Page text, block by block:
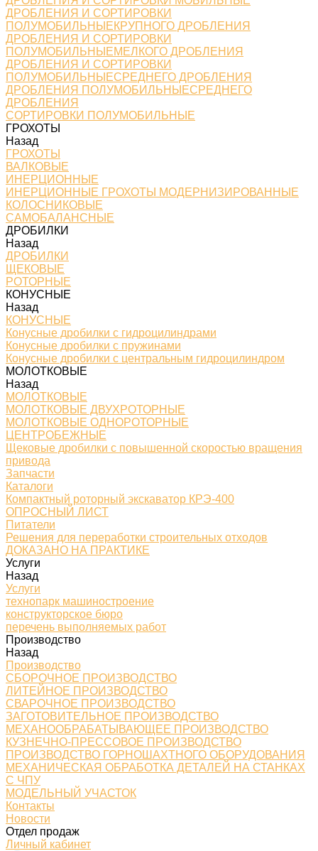
ДРОБЛЕНИЯ И СОРТИРОВКИ
ПОЛУМОБИЛЬНЫЕКРУПНОГО ДРОБЛЕНИЯ
ДРОБЛЕНИЯ И СОРТИРОВКИ
ПОЛУМОБИЛЬНЫЕМЕЛКОГО ДРОБЛЕНИЯ
ДРОБЛЕНИЯ И СОРТИРОВКИ
ПОЛУМОБИЛЬНЫЕСРЕДНЕГО ДРОБЛЕНИЯ
ДРОБЛЕНИЯ ПОЛУМОБИЛЬНЫЕСРЕДНЕГО
ДРОБЛЕНИЯ
СОРТИРОВКИ ПОЛУМОБИЛЬНЫЕ
ГРОХОТЫ
Назад
ГРОХОТЫ
ВАЛКОВЫЕ
ИНЕРЦИОННЫЕ
ИНЕРЦИОННЫЕ ГРОХОТЫ МОДЕРНИЗИРОВАННЫЕ
КОЛОСНИКОВЫЕ
САМОБАЛАНСНЫЕ
ДРОБИЛКИ
Назад
ДРОБИЛКИ
ЩЕКОВЫЕ
РОТОРНЫЕ
КОНУСНЫЕ
Назад
КОНУСНЫЕ
Конусные дробилки с гидроцилиндрами
Конусные дробилки с пружинами
Конусные дробилки с центральным гидроцилиндром
МОЛОТКОВЫЕ
Назад
МОЛОТКОВЫЕ
МОЛОТКОВЫЕ ДВУХРОТОРНЫЕ
МОЛОТКОВЫЕ ОДНОРОТОРНЫЕ
ЦЕНТРОБЕЖНЫЕ
Щековые дробилки с повышенной скоростью вращения
привода
Запчасти
Каталоги
Компактный роторный экскаватор КРЭ-400
ОПРОСНЫЙ ЛИСТ
Питатели
Решения для переработки строительных отходов
ДОКАЗАНО НА ПРАКТИКЕ
Услуги
Назад
Услуги
технопарк машиностроение
конструкторское бюро
перечень выполняемых работ
Производство
Назад
Производство
СБОРОЧНОЕ ПРОИЗВОДСТВО
ЛИТЕЙНОЕ ПРОИЗВОДСТВО
СВАРОЧНОЕ ПРОИЗВОДСТВО
ЗАГОТОВИТЕЛЬНОЕ ПРОИЗВОДСТВО
МЕХАНООБРАБАТЫВАЮЩЕЕ ПРОИЗВОДСТВО
КУЗНЕЧНО-ПРЕССОВОЕ ПРОИЗВОДСТВО
ПРОИЗВОДСТВО ГОРНОШАХТНОГО ОБОРУДОВАНИЯ
МЕХАНИЧЕСКАЯ ОБРАБОТКА ДЕТАЛЕЙ НА СТАНКАХ
С ЧПУ
МОДЕЛЬНЫЙ УЧАСТОК
Контакты
Новости
Отдел продаж
Личный кабинет